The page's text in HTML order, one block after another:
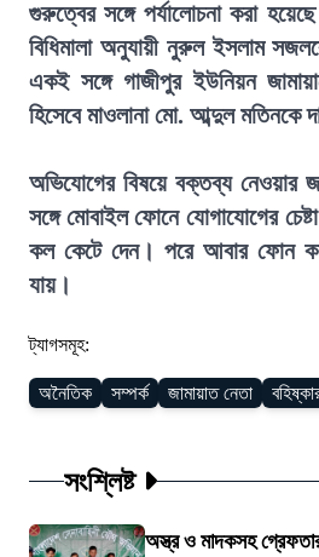
গুরুত্বের সঙ্গে পর্যালোচনা করা
বিধিমালা অনুযায়ী নুরুল ইসলাম
একই সঙ্গে গাজীপুর ইউনিয়ন
হিসেবে মাওলানা মো. আব্দুল মতিনকে
অভিযোগের বিষয়ে বক্তব্য
সঙ্গে মোবাইল ফোনে যোগাযোগের
কল কেটে দেন। পরে আবার ফোন
যায়।
ট্যাগসমূহ:
অনৈতিক সম্পর্ক জামায়াত নেতা
সংশ্লিষ্ট
অস্ত্র ও মাদকসহ